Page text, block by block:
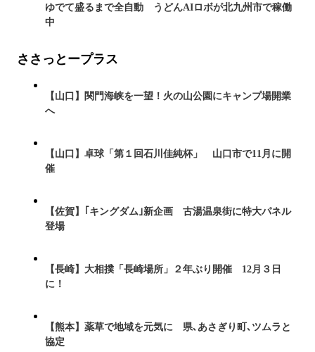
ゆでて盛るまで全自動 うどんAIロボが北九州市で稼働
中
ささっとープラス
【山口】関門海峡を一望！火の山公園にキャンプ場開業
へ
【山口】卓球「第１回石川佳純杯」 山口市で11月に開
催
【佐賀】｢キングダム｣新企画 古湯温泉街に特大パネル
登場
【長崎】大相撲「長崎場所」２年ぶり開催 12月３日
に！
【熊本】薬草で地域を元気に 県､あさぎり町､ツムラと
協定